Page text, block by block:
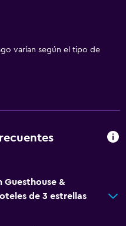
varían según el tipo de
Guesthouse &
de 3 estrellas